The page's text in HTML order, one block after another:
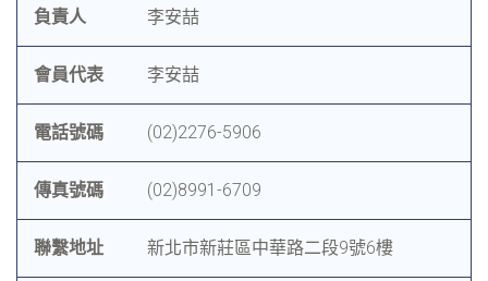
負責人 李安喆
會員代表 李安喆
電話號碼 (02)2276-5906
傳真號碼 (02)8991-6709
聯繫地址 新北市新莊區中華路二段9號6樓